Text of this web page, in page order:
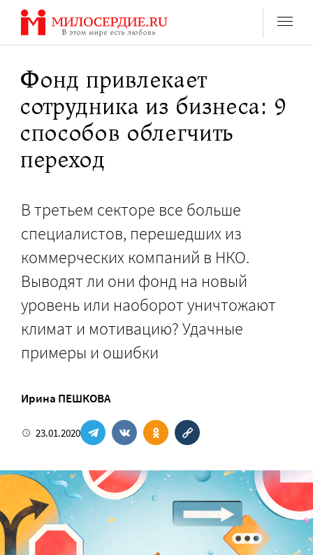
Перейти
содержанию
Фонд привлекает
сотрудника из бизнеса: 9
способов облегчить
переход
В третьем секторе все больше
специалистов, перешедших из
коммерческих компаний в НКО.
Выводят ли они фонд на новый
уровень или наоборот уничтожают
климат и мотивацию? Удачные
примеры и ошибки
Ирина ПЕШКОВА
23.01.2020